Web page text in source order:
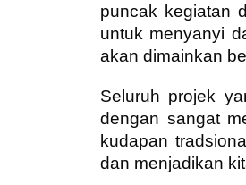
puncak kegiatan
untuk menyanyi
akan dimainkan
Seluruh projek
dengan sangat
kudapan
dan menjadikan